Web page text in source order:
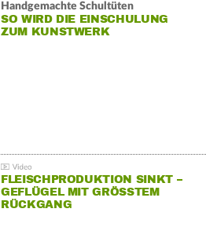
Handgemachte Schultüten
SO WIRD DIE EINSCHULUNG
ZUM KUNSTWERK
FLEISCHPRODUKTION SINKT –
GEFLÜGEL MIT GRÖSSTEM R
ÜCKGANG